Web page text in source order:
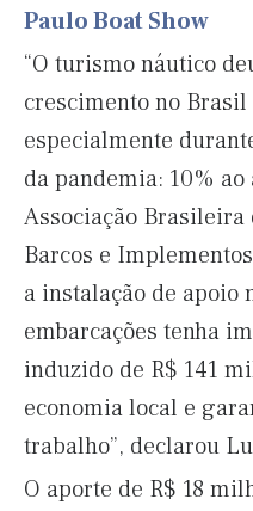
Paulo Boat Show
“O turismo náutico
crescimento no Brasil
especialmente
da pandemia: 10%
Associação Brasileira
Barcos e
a instalação de apoio
embarcações tenha
induzido de R$ 141
economia local e
trabalho”, declarou
O aporte de R$ 18